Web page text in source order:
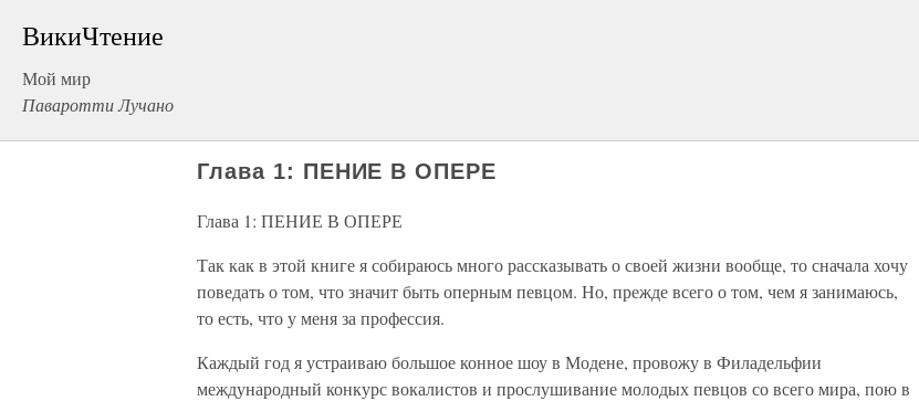
ВикиЧтение
Мой мир
Паваротти Лучано
Глава 1: ПЕНИЕ В ОПЕРЕ
Глава 1: ПЕНИЕ В ОПЕРЕ
Так как в этой книге я собираюсь много рассказывать о своей жизни вообще, то сначала хочу
поведать о том, что значит быть оперным певцом. Но, прежде всего о том, чем я занимаюсь,
то есть, что у меня за профессия.
Каждый год я устраиваю большое конное шоу в Модене, провожу в Филадельфии
международный конкурс вокалистов и прослушивание молодых певцов со всего мира, пою в